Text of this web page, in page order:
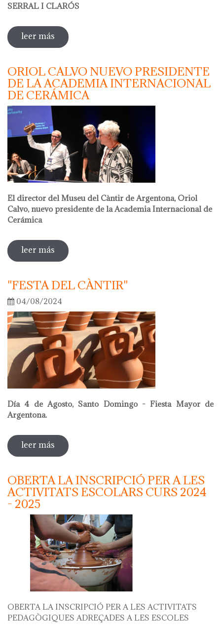
SERRAL I CLARÓS
leer más sobre taller de papel reciclado a cargo de
olga serral
ORIOL CALVO NUEVO PRESIDENTE
DE LA ACADEMIA INTERNACIONAL
DE CERÁMICA
El director del Museu del Càntir de Argentona, Oriol
Calvo, nuevo presidente de la Academia Internacional de
Cerámica
leer más sobre oriol calvo nuevo presidente de la
academia internacional de cerámica
"FESTA DEL CÀNTIR"
04/08/2024
Día 4 de Agosto, Santo Domingo - Fiesta Mayor de
Argentona.
leer más sobre "festa del càntir"
OBERTA LA INSCRIPCIÓ PER A LES
ACTIVITATS ESCOLARS CURS 2024
- 2025
OBERTA LA INSCRIPCIÓ PER A LES ACTIVITATS
PEDAGÒGIQUES ADREÇADES A LES ESCOLES